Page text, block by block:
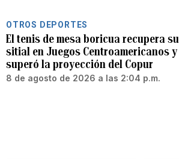
OTROS DEPORTES
El tenis de mesa boricua recupera su
sitial en Juegos Centroamericanos y
superó la proyección del Copur
8 de agosto de 2026 a las 2:04 p.m.